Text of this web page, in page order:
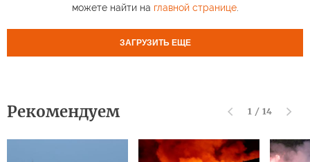
можете найти на главной странице.
ЗАГРУЗИТЬ ЕЩЕ
Рекомендуем 1 / 14